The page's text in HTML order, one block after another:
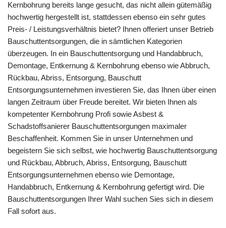
Kernbohrung bereits lange gesucht, das nicht allein gütemäßig
hochwertig hergestellt ist, stattdessen ebenso ein sehr gutes
Preis- / Leistungsverhältnis bietet? Ihnen offeriert unser Betrieb
Bauschuttentsorgungen, die in sämtlichen Kategorien
überzeugen. In ein Bauschuttentsorgung und Handabbruch,
Demontage, Entkernung & Kernbohrung ebenso wie Abbruch,
Rückbau, Abriss, Entsorgung, Bauschutt
Entsorgungsunternehmen investieren Sie, das Ihnen über einen
langen Zeitraum über Freude bereitet. Wir bieten Ihnen als
kompetenter Kernbohrung Profi sowie Asbest &
Schadstoffsanierer Bauschuttentsorgungen maximaler
Beschaffenheit. Kommen Sie in unser Unternehmen und
begeistern Sie sich selbst, wie hochwertig Bauschuttentsorgung
und Rückbau, Abbruch, Abriss, Entsorgung, Bauschutt
Entsorgungsunternehmen ebenso wie Demontage,
Handabbruch, Entkernung & Kernbohrung gefertigt wird. Die
Bauschuttentsorgungen Ihrer Wahl suchen Sies sich in diesem
Fall sofort aus.